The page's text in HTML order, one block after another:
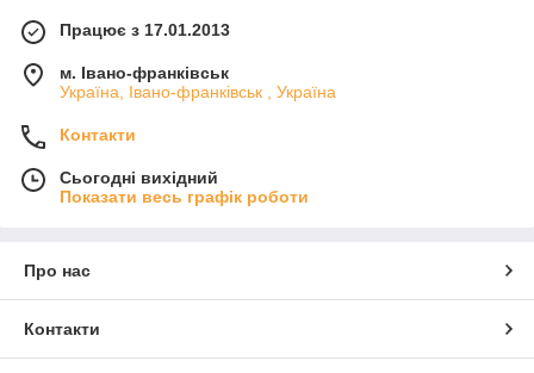
Працює з 17.01.2013
м. Івано-франківськ
Україна, Івано-франківськ , Україна
Контакти
Сьогодні вихідний
Показати весь графік роботи
Про нас
Контакти